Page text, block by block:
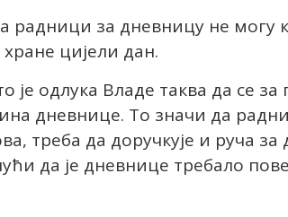
радници за дневницу не могу
цијели дан.
је одлука Владе таква да се
дневнице. То значи да
треба да доручкује и руча за
да је дневнице требало